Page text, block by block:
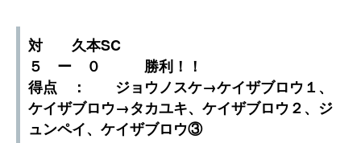
対 久本SC
５ ー ０ 勝利！！
得点 ： ジョウノスケ→ケイザブロウ１、
ケイザブロウ→タカユキ、ケイザブロウ２、ジ
ュンペイ、ケイザブロウ③